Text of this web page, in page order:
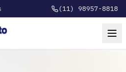
(11) 98957-8818